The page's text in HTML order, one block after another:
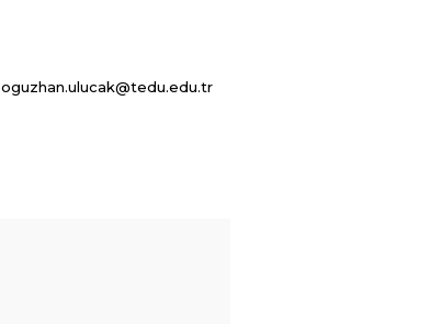
oguzhan.ulucak@tedu.edu.tr